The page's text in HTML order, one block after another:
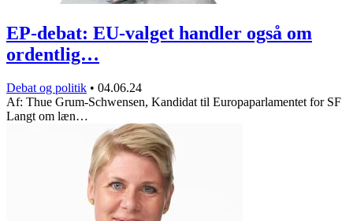
EP-debat: EU-valget handler også om
ordentlig…
Debat og politik • 04.06.24
Af: Thue Grum-Schwensen, Kandidat til Europaparlamentet for SF
Langt om læn…